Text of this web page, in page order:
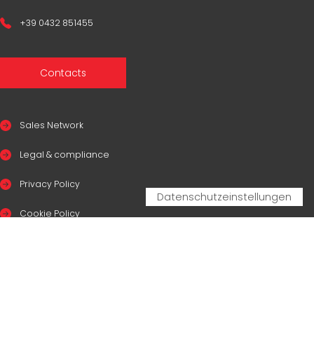
+39 0432 851455
Contacts
Sales Network
Legal & compliance
Privacy Policy
Cookie Policy